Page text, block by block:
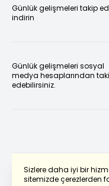
Sizlere daha iyi bir
sitemizde çerezlerden
Günlük gelişmeleri takip
indirin
Günlük gelişmeleri sosyal
medya hesaplarından
edebilirsiniz.